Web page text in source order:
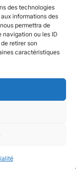
des technologies
informations des
permettra de
navigation ou les ID
retirer son
caractéristiques